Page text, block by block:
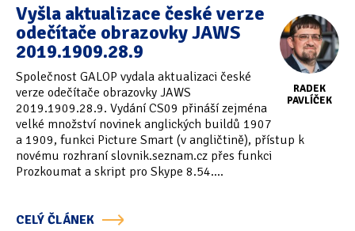
RADEK
PAVLÍČEK
Vyšla aktualizace české verze
odečítače obrazovky JAWS
2019.1909.28.9
Společnost GALOP vydala aktualizaci české
verze odečítače obrazovky JAWS
2019.1909.28.9. Vydání CS09 přináší zejména
velké množství novinek anglických buildů 1907
a 1909, funkci Picture Smart (v angličtině), přístup k
novému rozhraní slovnik.seznam.cz přes funkci
Prozkoumat a skript pro Skype 8.54....
CELÝ ČLÁNEK